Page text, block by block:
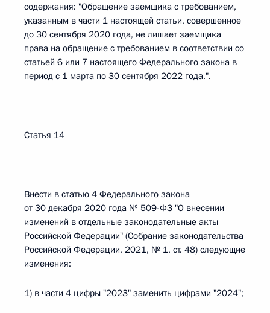
содержания: "Обращение заемщика с требованием,
указанным в части 1 настоящей статьи, совершенное
до 30 сентября 2020 года, не лишает заемщика
права на обращение с требованием в соответствии со
статьей 6 или 7 настоящего Федерального закона в
период с 1 марта по 30 сентября 2022 года.".
Статья 14
Внести в статью 4 Федерального закона
от 30 декабря 2020 года № 509-ФЗ "О внесении
изменений в отдельные законодательные акты
Российской Федерации" (Собрание законодательства
Российской Федерации, 2021, № 1, ст. 48) следующие
изменения:
1) в части 4 цифры "2023" заменить цифрами "2024";